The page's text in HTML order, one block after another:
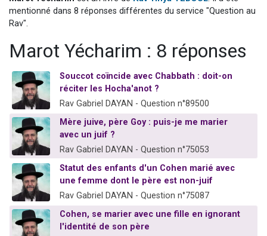
2 personnes viennent de nous rejoindre sur WhatsApp
3 personnes viennent de nous rejoindre sur WhatsApp
8 personnes viennent de faire un don pour Tsédaka : pauvres d'Israel
2 personnes viennent de faire un don pour 1 Journée de Vacances Pour les Enfants
mentionné dans 8 réponses différentes du service "Question au
Rav".
Marot Yécharim : 8 réponses
Souccot coïncide avec Chabbath : doit-on
réciter les Hocha'anot ?
Rav Gabriel DAYAN - Question n°89500
Mère juive, père Goy : puis-je me marier
avec un juif ?
Rav Gabriel DAYAN - Question n°75053
Statut des enfants d'un Cohen marié avec
une femme dont le père est non-juif
Rav Gabriel DAYAN - Question n°75087
Cohen, se marier avec une fille en ignorant
l'identité de son père